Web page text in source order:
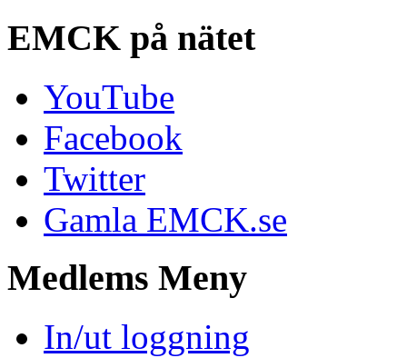
EMCK på nätet
YouTube
Facebook
Twitter
Gamla EMCK.se
Medlems Meny
In/ut loggning